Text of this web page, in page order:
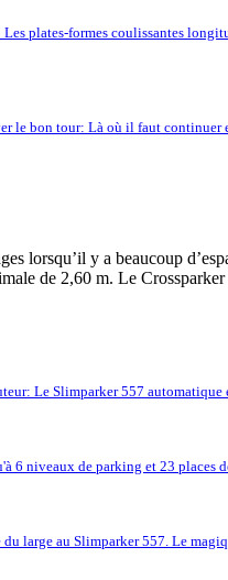
Les plates-formes coulissantes
le bon tour: Là où il faut continuer
lorsqu’il y a beaucoup
de 2,60 m. Le
Le Slimparker 557
6 niveaux de parking et 23 places
large au Slimparker 557. Le